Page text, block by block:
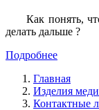
Как понять,
делать дальше ?
Подробнее
Главная
Изделия
Контактные